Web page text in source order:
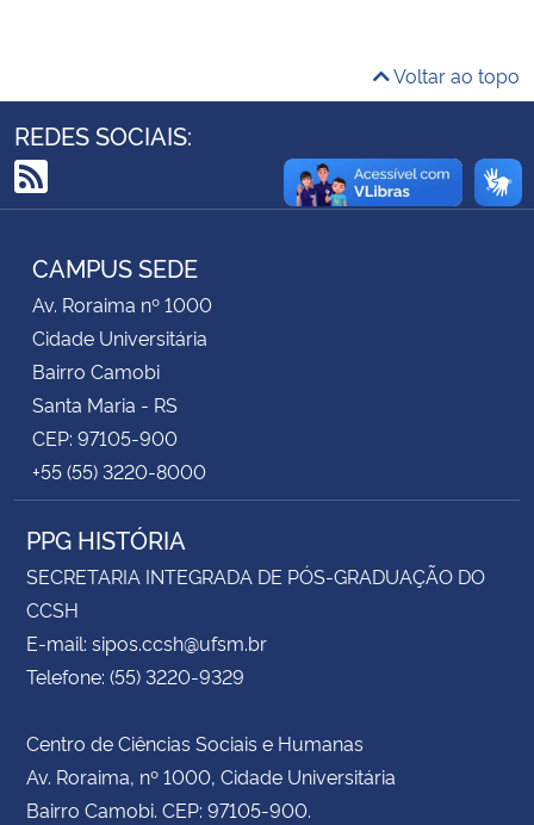
Ministério do Desenvolvimento Regional
Ministério da Mulher, da Família e dos Direitos Humanos
Secretaria-Geral
Secretaria de Governo
Gabinete de Segurança Institucional
Advocacia-Geral da União
Voltar ao topo
REDES SOCIAIS:
RSS
CAMPUS SEDE
Av. Roraima nº 1000
Cidade Universitária
Bairro Camobi
Santa Maria - RS
CEP: 97105-900
+55 (55) 3220-8000
PPG HISTÓRIA
SECRETARIA INTEGRADA DE PÓS-GRADUAÇÃO DO
CCSH
E-mail: sipos.ccsh@ufsm.br
Telefone: (55) 3220-9329
Centro de Ciências Sociais e Humanas
Av. Roraima, nº 1000, Cidade Universitária
Bairro Camobi. CEP: 97105-900.